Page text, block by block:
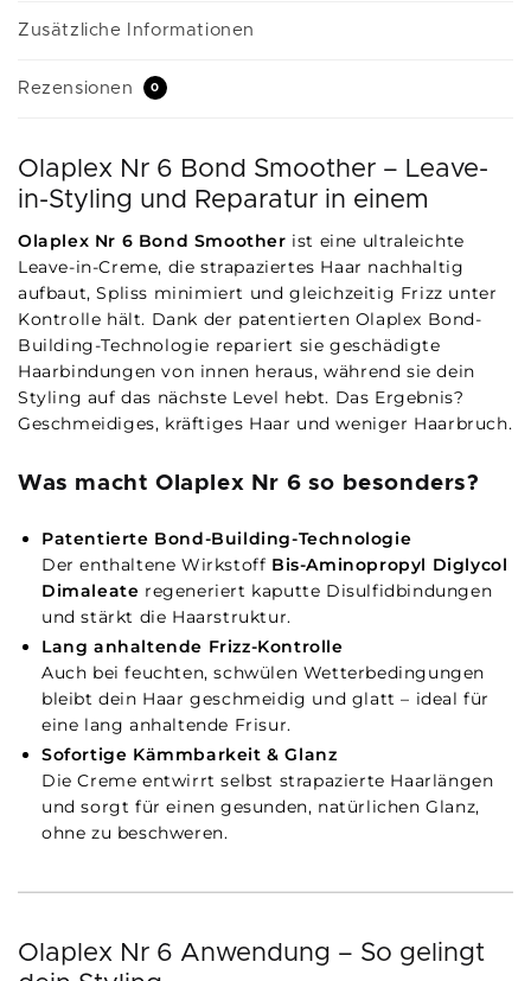
Zusätzliche Informationen
Rezensionen 0
Olaplex Nr 6 Bond Smoother – Leave-
in-Styling und Reparatur in einem
Olaplex Nr 6 Bond Smoother ist eine ultraleichte
Leave-in-Creme, die strapaziertes Haar nachhaltig
aufbaut, Spliss minimiert und gleichzeitig Frizz unter
Kontrolle hält. Dank der patentierten Olaplex Bond-
Building-Technologie repariert sie geschädigte
Haarbindungen von innen heraus, während sie dein
Styling auf das nächste Level hebt. Das Ergebnis?
Geschmeidiges, kräftiges Haar und weniger Haarbruch.
Was macht Olaplex Nr 6 so besonders?
Patentierte Bond-Building-Technologie
Der enthaltene Wirkstoff Bis-Aminopropyl Diglycol
Dimaleate regeneriert kaputte Disulfidbindungen
und stärkt die Haarstruktur.
Lang anhaltende Frizz-Kontrolle
Auch bei feuchten, schwülen Wetterbedingungen
bleibt dein Haar geschmeidig und glatt – ideal für
eine lang anhaltende Frisur.
Sofortige Kämmbarkeit & Glanz
Die Creme entwirrt selbst strapazierte Haarlängen
und sorgt für einen gesunden, natürlichen Glanz,
ohne zu beschweren.
Olaplex Nr 6 Anwendung – So gelingt